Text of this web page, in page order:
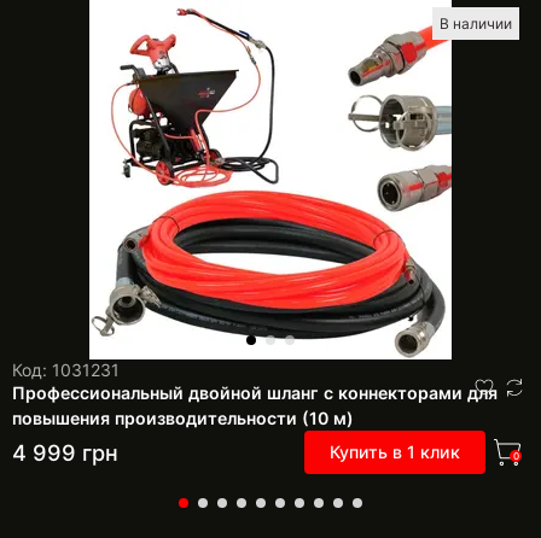
В наличии
Код: 1031231
Профессиональный двойной шланг с коннекторами для
повышения производительности (10 м)
4 999 грн Купить в 1 клик 0